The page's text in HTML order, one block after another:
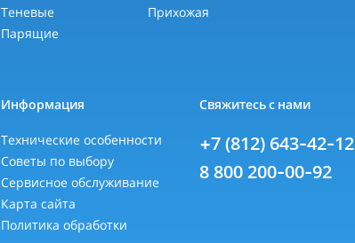
Теневые
Парящие
Прихожая
Информация
Технические особенности
Советы по выбору
Сервисное обслуживание
Карта сайта
Политика обработки
Свяжитесь с нами
+7 (812) 643-42-12
8 800 200-00-92